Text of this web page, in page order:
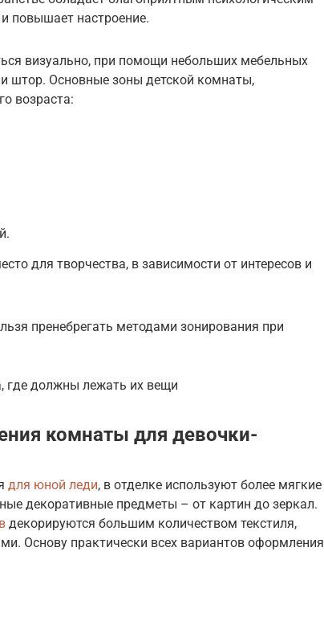
повышает настроение.
визуально, при помощи небольших мебельных
штор. Основные зоны детской комнаты,
возраста:
для творчества, в зависимости от интересов и
пренебрегать методами зонирования при
где должны лежать их вещи
комнаты для девочки-
для юной леди, в отделке используют более мягкие
декоративные предметы – от картин до зеркал.
декорируются большим количеством текстиля,
Основу практически всех вариантов оформления